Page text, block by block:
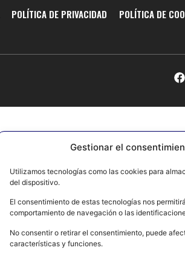
Gestionar el
Utilizamos tecnologías como las cookies para
del dispositivo.
El consentimiento de estas tecnologías nos
comportamiento de navegación o las
No consentir o retirar el consentimiento, puede
características y funciones.
POLÍTICA DE PRIVACIDAD POLÍTICA DE